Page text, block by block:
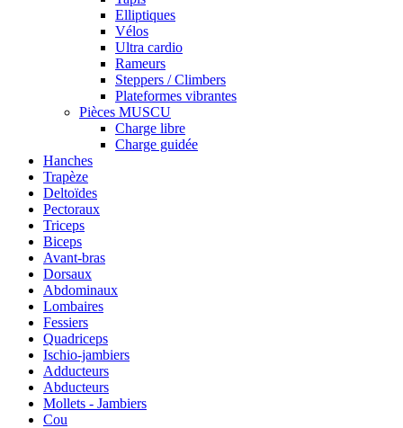
Elliptiques
Vélos
Ultra cardio
Rameurs
Steppers / Climbers
Plateformes vibrantes
Pièces MUSCU
Charge libre
Charge guidée
Hanches
Trapèze
Deltoïdes
Pectoraux
Triceps
Biceps
Avant-bras
Dorsaux
Abdominaux
Lombaires
Fessiers
Quadriceps
Ischio-jambiers
Adducteurs
Abducteurs
Mollets - Jambiers
Cou